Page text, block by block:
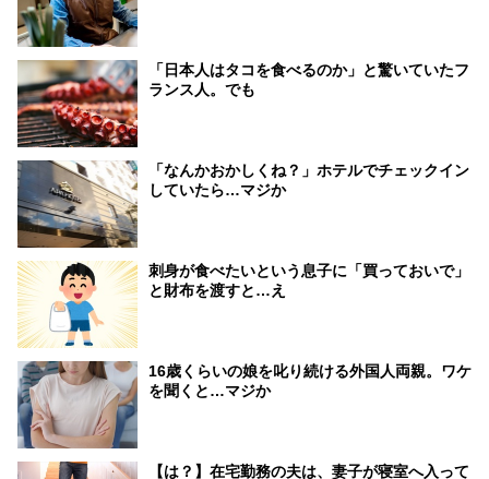
「日本人はタコを食べるのか」と驚いていたフ
ランス人。でも
「なんかおかしくね？」ホテルでチェックイン
していたら…マジか
刺身が食べたいという息子に「買っておいで」
と財布を渡すと…え
16歳くらいの娘を叱り続ける外国人両親。ワケ
を聞くと…マジか
【は？】在宅勤務の夫は、妻子が寝室へ入って